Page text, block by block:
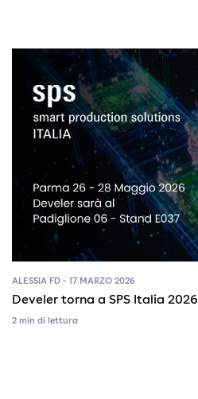
ALESSIA FD - 17 MARZO 2026
Develer torna a SPS Italia 2026
2 min di lettura